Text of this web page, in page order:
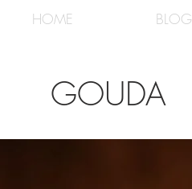
HOME BLOG
GOUDA